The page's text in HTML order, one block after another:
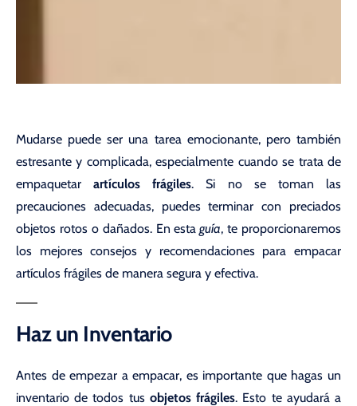
Mudarse puede ser una tarea emocionante, pero también
estresante y complicada, especialmente cuando se trata de
empaquetarartículos frágiles. Si no se toman las
precauciones adecuadas, puedes terminar con preciados
objetos rotos o dañados. En esta guía, te proporcionaremos
los mejores consejos y recomendaciones para empacar
artículos frágiles de manera segura y efectiva.
Haz un Inventario
Antes de empezar a empacar, es importante que hagas un
inventario de todos tus objetos frágiles. Esto te ayudará a